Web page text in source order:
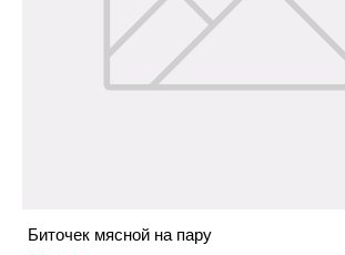
Биточек мясной на пару